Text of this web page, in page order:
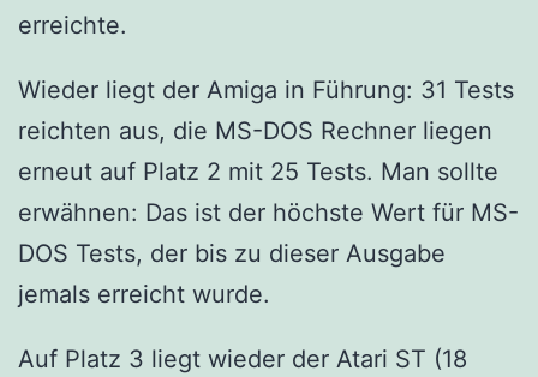
erreichte.
Wieder liegt der Amiga in Führung: 31 Tests
reichten aus, die MS-DOS Rechner liegen
erneut auf Platz 2 mit 25 Tests. Man sollte
erwähnen: Das ist der höchste Wert für MS-
DOS Tests, der bis zu dieser Ausgabe
jemals erreicht wurde.
Auf Platz 3 liegt wieder der Atari ST (18